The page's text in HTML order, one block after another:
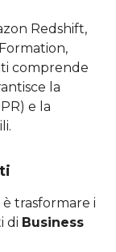
Redshift,
comprende
la
e la
trasformare i
di Business